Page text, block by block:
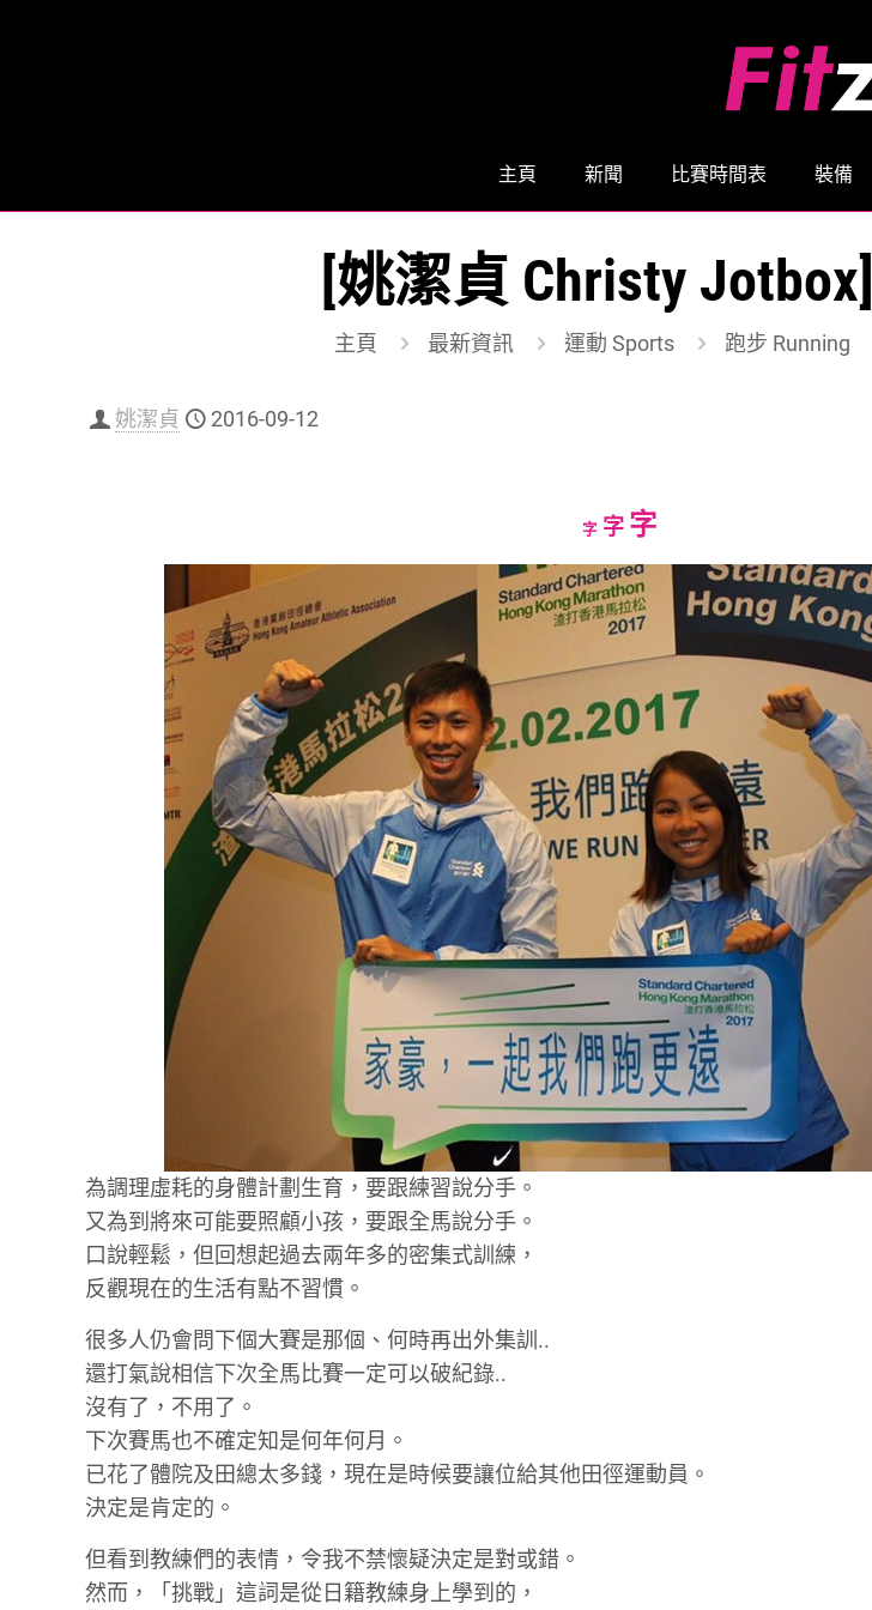
主頁 新聞 比賽時間表 裝備
[姚潔貞 Christy
主頁 最新資訊 運動 Sports 跑步 Running
姚潔貞 2016-09-12
字Decrease
size.
字Reset
size.
字Increase
font
size.
為調理虛耗的身體計劃生育，要跟練習說分手。
又為到將來可能要照顧小孩，要跟全馬說分手。
口說輕鬆，但回想起過去兩年多的密集式訓練，
反觀現在的生活有點不習慣。
很多人仍會問下個大賽是那個、何時再出外集訓..
還打氣說相信下次全馬比賽一定可以破紀錄..
沒有了，不用了。
下次賽馬也不確定知是何年何月。
已花了體院及田總太多錢，現在是時候要讓位給其他田徑運動員。
決定是肯定的。
但看到教練們的表情，令我不禁懷疑決定是對或錯。
然而，「挑戰」這詞是從日籍教練身上學到的，